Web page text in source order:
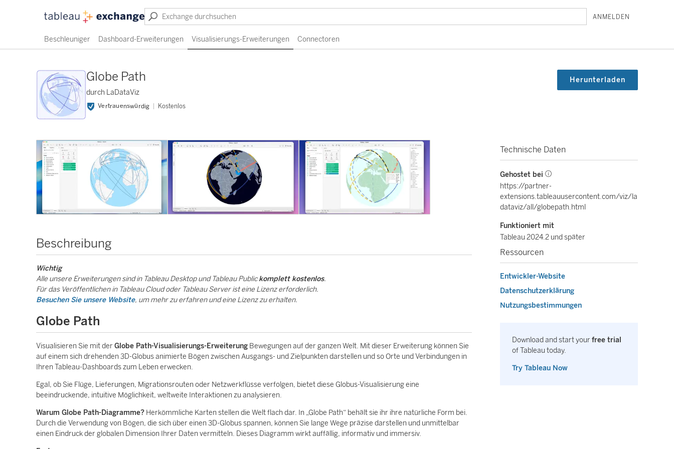
ANMELDEN
Beschleuniger Dashboard-Erweiterungen Visualisierungs-Erweiterungen Connectoren
Globe Path
durch LaDataViz
Vertrauenswürdig Kostenlos
Herunterladen
Beschreibung
Wichtig
Alle unsere Erweiterungen sind in Tableau Desktop und Tableau Publickomplett kostenlos.
Für das Veröffentlichen in Tableau Cloud oder Tableau Server ist eine Lizenz erforderlich.
Besuchen Sie unsere Website, um mehr zu erfahren und eine Lizenz zu erhalten.
Globe Path
Visualisieren Sie mit derGlobe Path-Visualisierungs-Erweiterung Bewegungen auf der ganzen Welt. Mit dieser Erweiterung können Sie
auf einem sich drehenden 3D-Globus animierte Bögen zwischen Ausgangs- und Zielpunkten darstellen und so Orte und Verbindungen in
Ihren Tableau-Dashboards zum Leben erwecken.
Egal, ob Sie Flüge, Lieferungen, Migrationsrouten oder Netzwerkflüsse verfolgen, bietet diese Globus-Visualisierung eine
beeindruckende, intuitive Möglichkeit, weltweite Interaktionen zu analysieren.
Warum Globe Path-Diagramme? Herkömmliche Karten stellen die Welt flach dar. In „Globe Path“ behält sie ihr ihre natürliche Form bei.
Durch die Verwendung von Bögen, die sich über einen 3D-Globus spannen, können Sie lange Wege präzise darstellen und unmittelbar
einen Eindruck der globalen Dimension Ihrer Daten vermitteln. Dieses Diagramm wirkt auffällig, informativ und immersiv.
Technische Daten
Gehostet bei
https://partner-
extensions.tableauusercontent.com/viz/la
dataviz/all/globepath.html
Funktioniert mit
Tableau 2024.2 und später
Ressourcen
Entwickler-Website
Datenschutzerklärung
Nutzungsbestimmungen
Download and start yourfree trial
of Tableau today.
Try Tableau Now